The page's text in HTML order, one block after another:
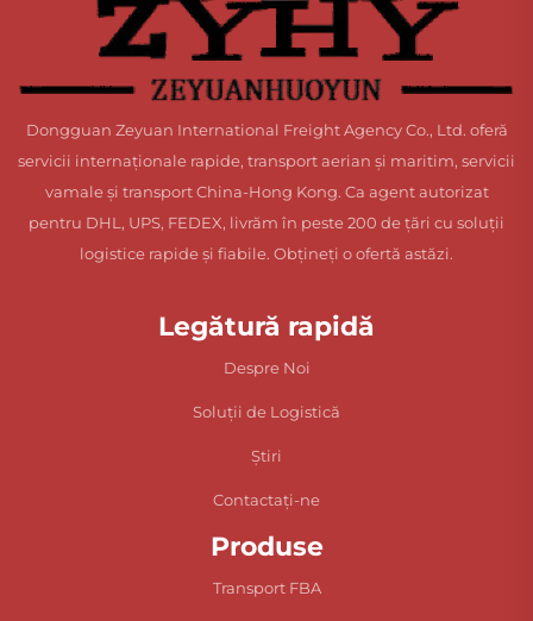
Dongguan Zeyuan International Freight Agency Co., Ltd. oferă
servicii internaționale rapide, transport aerian și maritim, servicii
vamale și transport China-Hong Kong. Ca agent autorizat
pentru DHL, UPS, FEDEX, livrăm în peste 200 de țări cu soluții
logistice rapide și fiabile. Obțineți o ofertă astăzi.
Legătură rapidă
Despre Noi
Soluții de Logistică
Știri
Contactați-ne
Produse
Transport FBA